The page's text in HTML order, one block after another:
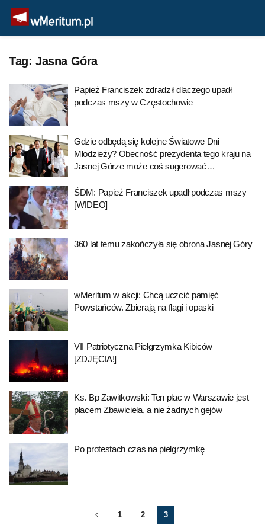
Tag: Jasna Góra
Papież Franciszek zdradził dlaczego upadł
podczas mszy w Częstochowie
Gdzie odbędą się kolejne Światowe Dni
Młodzieży? Obecność prezydenta tego kraju na
Jasnej Górze może coś sugerować…
ŚDM: Papież Franciszek upadł podczas mszy
[WIDEO]
360 lat temu zakończyła się obrona Jasnej Góry
wMeritum w akcji: Chcą uczcić pamięć
Powstańców. Zbierają na flagi i opaski
VII Patriotyczna Pielgrzymka Kibiców
[ZDJĘCIA!]
Ks. Bp Zawitkowski: Ten plac w Warszawie jest
placem Zbawiciela, a nie żadnych gejów
Po protestach czas na pielgrzymkę
1 2 3